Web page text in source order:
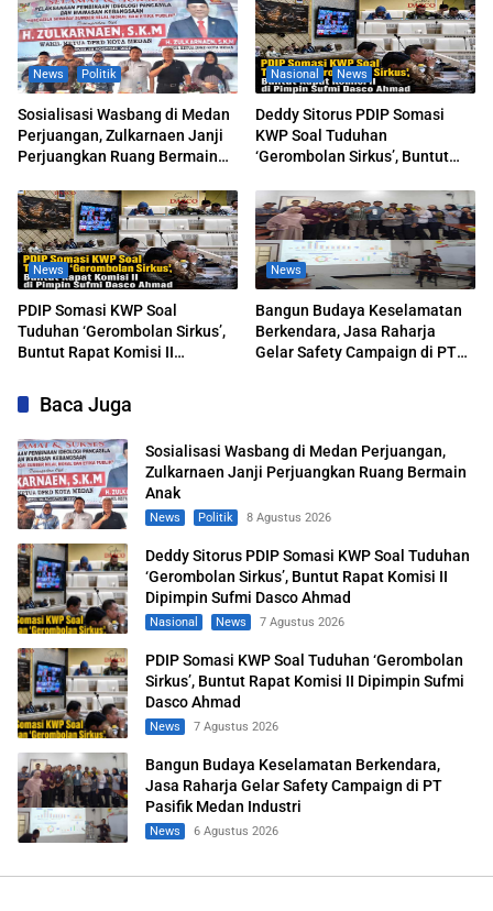
News Politik
Sosialisasi Wasbang di Medan
Perjuangan, Zulkarnaen Janji
Perjuangkan Ruang Bermain
Nasional News
Deddy Sitorus PDIP Somasi
KWP Soal Tuduhan
‘Gerombolan Sirkus’, Buntut
Dasco Ahmad
News
PDIP Somasi KWP Soal
Tuduhan ‘Gerombolan Sirkus’,
Buntut Rapat Komisi II
News
Bangun Budaya Keselamatan
Berkendara, Jasa Raharja
Gelar Safety Campaign di PT
Baca Juga
Sosialisasi Wasbang di Medan Perjuangan,
Zulkarnaen Janji Perjuangkan Ruang Bermain
Anak
News Politik 8 Agustus 2026
Deddy Sitorus PDIP Somasi KWP Soal Tuduhan
‘Gerombolan Sirkus’, Buntut Rapat Komisi II
Dipimpin Sufmi Dasco Ahmad
Nasional News 7 Agustus 2026
PDIP Somasi KWP Soal Tuduhan ‘Gerombolan
Sirkus’, Buntut Rapat Komisi II Dipimpin Sufmi
Dasco Ahmad
News 7 Agustus 2026
Bangun Budaya Keselamatan Berkendara,
Jasa Raharja Gelar Safety Campaign di PT
Pasifik Medan Industri
News 6 Agustus 2026